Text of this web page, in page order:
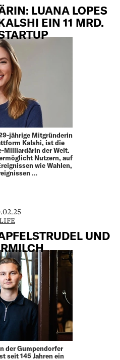
LUANA LOPES
EIN 11 MRD.
jährige Mitgründerin
Kalshi, ist die
Milliardärin der Welt.
Nutzern, auf
wie Wahlen,
…
UND
der Gumpendorfer
seit 145 Jahren ein